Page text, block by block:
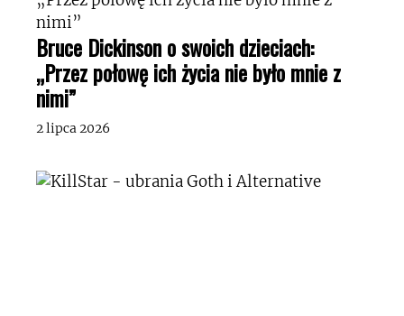
Bruce Dickinson o swoich dzieciach:
„Przez połowę ich życia nie było mnie z
nimi”
2 lipca 2026